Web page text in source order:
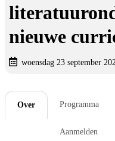
nieuwe
woensdag 23 september
Over Programma
Aanmelden